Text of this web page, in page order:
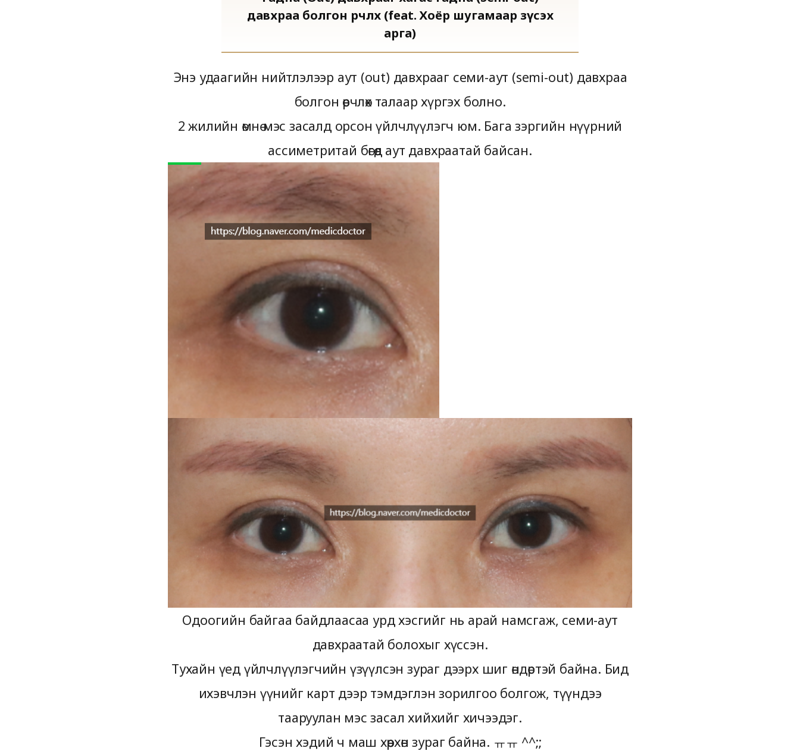
Нүдний доод зовхины мэс
Режуран хийллер
Өмнөх ба дараах GIF
Төстэй тохиолдол хайх
давхраа болгон өөрчлөх (feat. Хоёр шугамаар зүсэх
арга)
Энэ удаагийн нийтлэлээр аут (out) давхрааг семи-аут (semi-out) давхраа
болгон өөрчлөх талаар хүргэх болно.
2 жилийн өмнө мэс засалд орсон үйлчлүүлэгч юм. Бага зэргийн нүүрний
ассиметритай бөгөөд аут давхраатай байсан.
Одоогийн байгаа байдлаасаа урд хэсгийг нь арай намсгаж, семи-аут
давхраатай болохыг хүссэн.
Тухайн үед үйлчлүүлэгчийн үзүүлсэн зураг дээрх шиг өндөртэй байна. Бид
ихэвчлэн үүнийг карт дээр тэмдэглэн зорилгоо болгож, түүндээ
тааруулан мэс засал хийхийг хичээдэг.
Гэсэн хэдий ч маш хөөрхөн зураг байна. ㅠㅠ ^^;;